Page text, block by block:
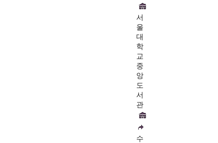
서
울
대
학
교
중
앙
도
서
관
수